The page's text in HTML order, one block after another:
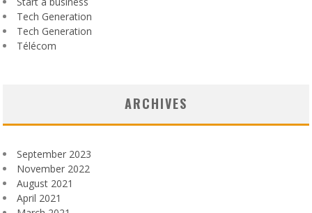
Tech Generation
Tech Generation
Télécom
ARCHIVES
September 2023
November 2022
August 2021
April 2021